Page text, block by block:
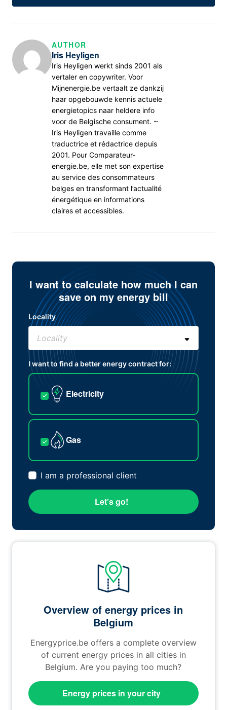
AUTHOR
Iris Heyligen
Iris Heyligen werkt sinds 2001 als
vertaler en copywriter. Voor
Mijnenergie.be vertaalt ze dankzij
haar opgebouwde kennis actuele
energietopics naar heldere info
voor de Belgische consument. ~
Iris Heyligen travaille comme
traductrice et rédactrice depuis
2001. Pour Comparateur-
energie.be, elle met son expertise
au service des consommateurs
belges en transformant l’actualité
énergétique en informations
claires et accessibles.
I want to calculate how much I can
save on my energy bill
Locality
I want to find a better energy contract for:
Electricity
Gas
I am a professional client
Let’s go!
Overview of energy prices in
Belgium
Energyprice.be offers a complete overview
of current energy prices in all cities in
Belgium. Are you paying too much?
Energy prices in your city